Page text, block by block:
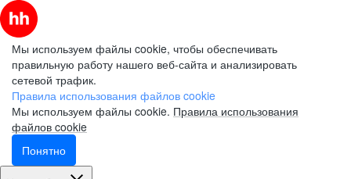
Мы используем файлы cookie, чтобы обеспечивать
правильную работу нашего веб-сайта и анализировать
сетевой трафик.
Правила использования файлов cookie
Мы используем файлы cookie. Правила использования
файлов cookie
Понятно